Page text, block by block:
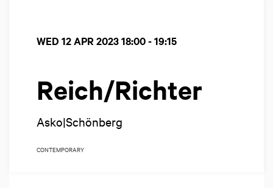
Reich/Richter
Asko|Schönberg
WED 12 APR 202318:00 - 19:15
CONTEMPORARY